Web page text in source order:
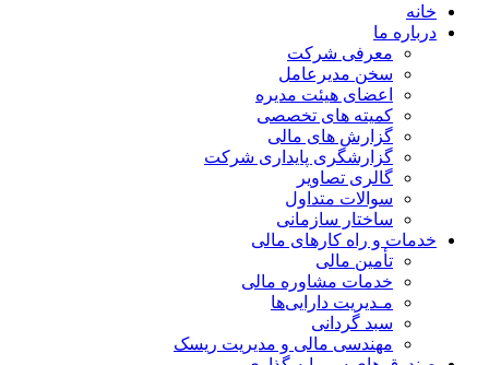
خانه
درباره ما
معرفی شرکت
سخن مدیرعامل
اعضای هیئت مدیره
کمیته های تخصصی
گزارش های مالی
گزارشگری پایداری شرکت
گالری تصاویر
سوالات متداول
ساختار سازمانی
خدمات و راه کارهای مالی
تأمین مالی
خدمات مشاوره مالی
مـدیریت دارایی‌ها
سبد گردانی
مهندسی مالی و مدیریت ریسک